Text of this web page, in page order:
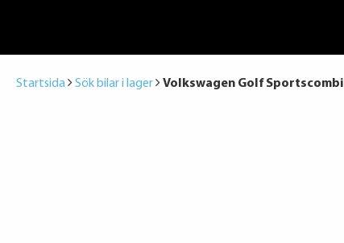
Startsida Sök bilar i lager Volkswagen Golf Sportscombi